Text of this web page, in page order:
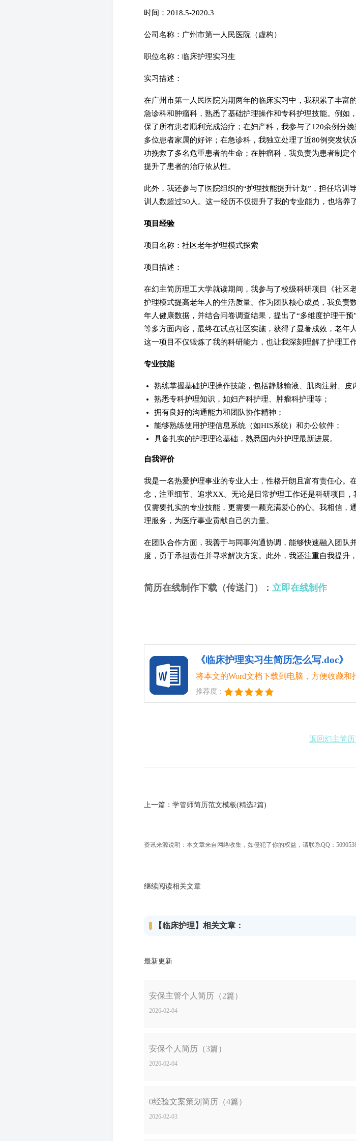
时间：2018.5-2020.3
公司名称：广州市第一人民医院（虚构）
职位名称：临床护理实习生
实习描述：
在广州市第一人民医院为期两年的临床实习中，我积累了丰富
急诊科和肿瘤科，熟悉了基础护理操作和专科护理技能。例如
保了所有患者顺利完成治疗；在妇产科，我参与了120余例分
多位患者家属的好评；在急诊科，我独立处理了近80例突发
功挽救了多名危重患者的生命；在肿瘤科，我负责为患者制定
提升了患者的治疗依从性。
此外，我还参与了医院组织的“护理技能提升计划”，担任培训
训人数超过50人。这一经历不仅提升了我的专业能力，也培养
项目经验
项目名称：社区老年护理模式探索
项目描述：
在幻主简历理工大学就读期间，我参与了校级科研项目《社区
护理模式提高老年人的生活质量。作为团队核心成员，我负责
年人健康数据，并结合问卷调查结果，提出了“多维度护理干
等多方面内容，最终在试点社区实施，获得了显著成效，老年
这一项目不仅锻炼了我的科研能力，也让我深刻理解了护理工
专业技能
熟练掌握基础护理操作技能，包括静脉输液、肌肉注射、皮
熟悉专科护理知识，如妇产科护理、肿瘤科护理等；
拥有良好的沟通能力和团队协作精神；
能够熟练使用护理信息系统（如HIS系统）和办公软件；
具备扎实的护理理论基础，熟悉国内外护理最新进展。
自我评价
我是一名热爱护理事业的专业人士，性格开朗且富有责任心。
念，注重细节、追求XX。无论是日常护理工作还是科研项目
仅需要扎实的专业技能，更需要一颗充满爱心的心。我相信，
理服务，为医疗事业贡献自己的力量。
在团队合作方面，我善于与同事沟通协调，能够快速融入团队
度，勇于承担责任并寻求解决方案。此外，我还注重自我提升
简历在线制作下载（传送门）： 立即在线制作
《临床护理实习生简历怎么写.doc》
将本文的Word文档下载到电脑，方便收藏和
推荐度：
返回幻主简
上一篇： 学管师简历范文模板(精选2篇)
资讯来源说明：本文章来自网络收集，如侵犯了你的权益，请联系QQ：
继续阅读相关文章
【临床护理】相关文章：
最新更新
安保主管个人简历（2篇）
2026-02-04
安保个人简历（3篇）
2026-02-04
0经验文案策划简历（4篇）
2026-02-03